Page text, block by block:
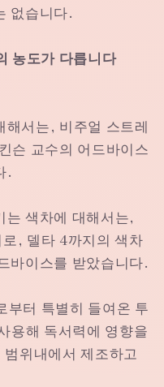
없습니다.
농도가 다릅니다
해서는, 비주얼 스트레
슨 교수의 어드바이스
.
는 색차에 대해서는,
, 델타 4까지의 색차
바이스를 받았습니다.
부터 특별히 들여온 투
용해 독서력에 영향을
위내에서 제조하고